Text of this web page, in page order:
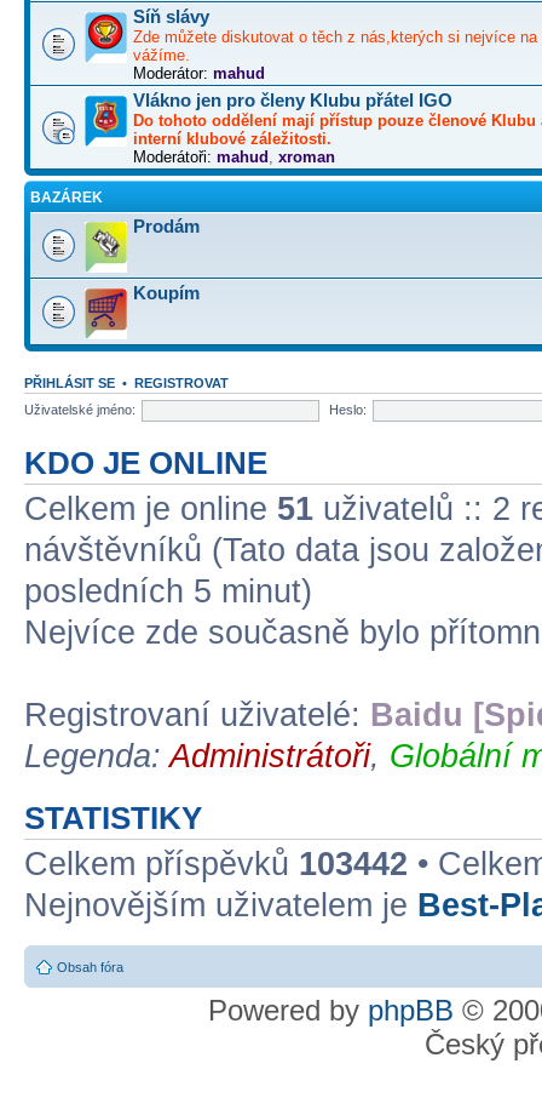
Síň slávy
Zde můžete diskutovat o těch z nás,kterých si nejvíce na
vážíme.
Moderátor: mahud
Vlákno jen pro členy Klubu přátel IGO
Do tohoto oddělení mají přístup pouze členové Klubu
interní klubové záležitosti.
Moderátoři: mahud xroman
BAZÁREK
Prodám
Koupím
PŘIHLÁSIT SE • REGISTROVAT
Uživatelské jméno:
Heslo:
KDO JE ONLINE
Celkem je online 51 uživatelů :: 2
návštěvníků (Tato data jsou
posledních 5 minut)
Nejvíce zde současně bylo
Registrovaní uživatelé: Baidu
Legenda:Administrátoři, Globální
STATISTIKY
Celkem příspěvků 103442 •
Nejnovějším uživatelem je Best-
Obsah fóra
Powered by phpBB ©
Český